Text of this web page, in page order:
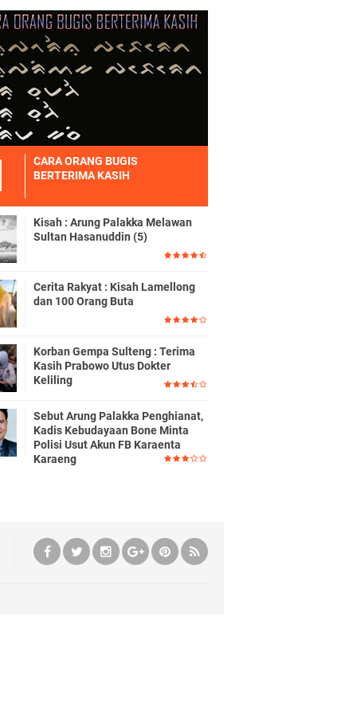
CARA ORANG BUGIS
BERTERIMA KASIH
Kisah : Arung Palakka Melawan
Sultan Hasanuddin (5)
Cerita Rakyat : Kisah Lamellong
dan 100 Orang Buta
Korban Gempa Sulteng : Terima
Kasih Prabowo Utus Dokter
Keliling
Sebut Arung Palakka Penghianat,
Kadis Kebudayaan Bone Minta
Polisi Usut Akun FB Karaenta
Karaeng